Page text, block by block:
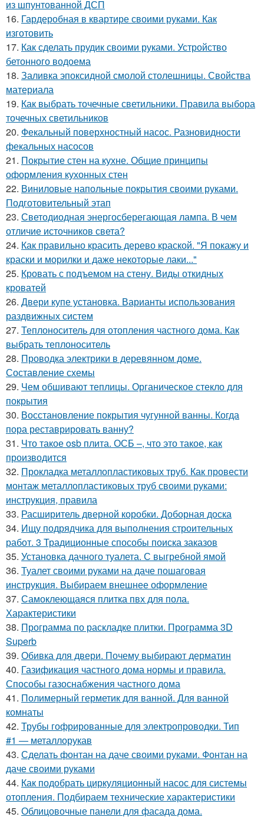
из шпунтованной ДСП
16. Гардеробная в квартире своими руками. Как
изготовить
17. Как сделать прудик своими руками. Устройство
бетонного водоема
18. Заливка эпоксидной смолой столешницы. Свойства
материала
19. Как выбрать точечные светильники. Правила выбора
точечных светильников
20. Фекальный поверхностный насос. Разновидности
фекальных насосов
21. Покрытие стен на кухне. Общие принципы
оформления кухонных стен
22. Виниловые напольные покрытия своими руками.
Подготовительный этап
23. Светодиодная энергосберегающая лампа. В чем
отличие источников света?
24. Как правильно красить дерево краской. "Я покажу и
краски и морилки и даже некоторые лаки..."
25. Кровать с подъемом на стену. Виды откидных
кроватей
26. Двери купе установка. Варианты использования
раздвижных систем
27. Теплоноситель для отопления частного дома. Как
выбрать теплоноситель
28. Проводка электрики в деревянном доме.
Составление схемы
29. Чем обшивают теплицы. Органическое стекло для
покрытия
30. Восстановление покрытия чугунной ванны. Когда
пора реставрировать ванну?
31. Что такое osb плита. ОСБ –, что это такое, как
производится
32. Прокладка металлопластиковых труб. Как провести
монтаж металлопластиковых труб своими руками:
инструкция, правила
33. Расширитель дверной коробки. Доборная доска
34. Ищу подрядчика для выполнения строительных
работ. 3 Традиционные способы поиска заказов
35. Установка дачного туалета. С выгребной ямой
36. Туалет своими руками на даче пошаговая
инструкция. Выбираем внешнее оформление
37. Самоклеющаяся плитка пвх для пола.
Характеристики
38. Программа по раскладке плитки. Программа 3D
Superb
39. Обивка для двери. Почему выбирают дерматин
40. Газификация частного дома нормы и правила.
Способы газоснабжения частного дома
41. Полимерный герметик для ванной. Для ванной
комнаты
42. Трубы гофрированные для электропроводки. Тип
#1 — металлорукав
43. Сделать фонтан на даче своими руками. Фонтан на
даче своими руками
44. Как подобрать циркуляционный насос для системы
отопления. Подбираем технические характеристики
45. Облицовочные панели для фасада дома.